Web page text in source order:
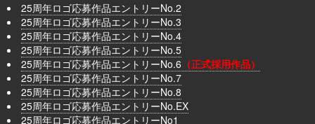
25周年ロゴ応募作品エントリーNo.2
25周年ロゴ応募作品エントリーNo.3
25周年ロゴ応募作品エントリーNo.4
25周年ロゴ応募作品エントリーNo.5
25周年ロゴ応募作品エントリーNo.6 （正式採用作品）
25周年ロゴ応募作品エントリーNo.7
25周年ロゴ応募作品エントリーNo.8
25周年ロゴ応募作品エントリーNo.EX
25周年ロゴ応募作品エントリーNo1